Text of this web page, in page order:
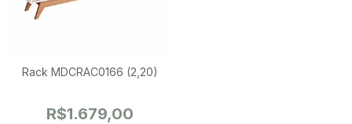
Rack MDCRAC0166 (2,20)
R$1.679,00